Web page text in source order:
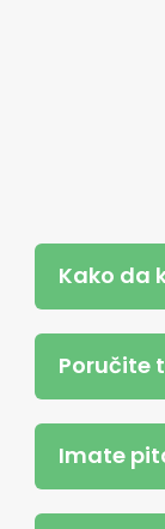
Kako da
Poručite
Imate